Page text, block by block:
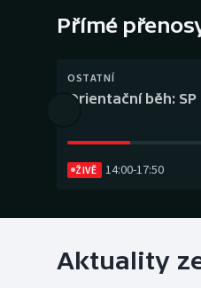
Přímé
OSTATNÍ
Orientační běh:
ŽIVĚ 14:00-17:50
Aktuality